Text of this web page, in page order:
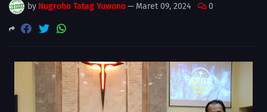
by Nugroho Tatag Yuwono— Maret 09, 2024 0